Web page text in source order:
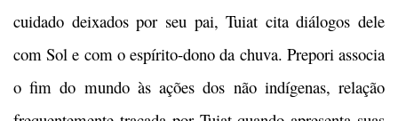
cuidado deixados por seu pai, Tuiat cita diálogos dele
com Sol e com o espírito-dono da chuva. Prepori associa
o fim do mundo às ações dos não indígenas, relação